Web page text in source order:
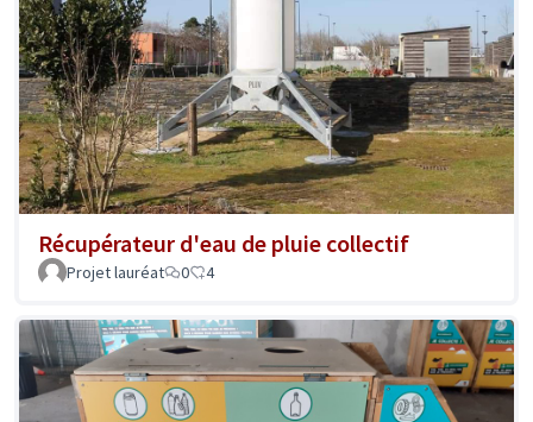
Récupérateur d'eau de pluie collectif
Projet lauréat 0 4